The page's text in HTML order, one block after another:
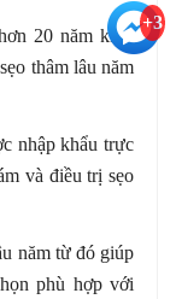
20 năm kinh
thâm lâu năm
nhập khẩu trực
và điều trị sẹo
năm từ đó giúp
phù hợp với
+3